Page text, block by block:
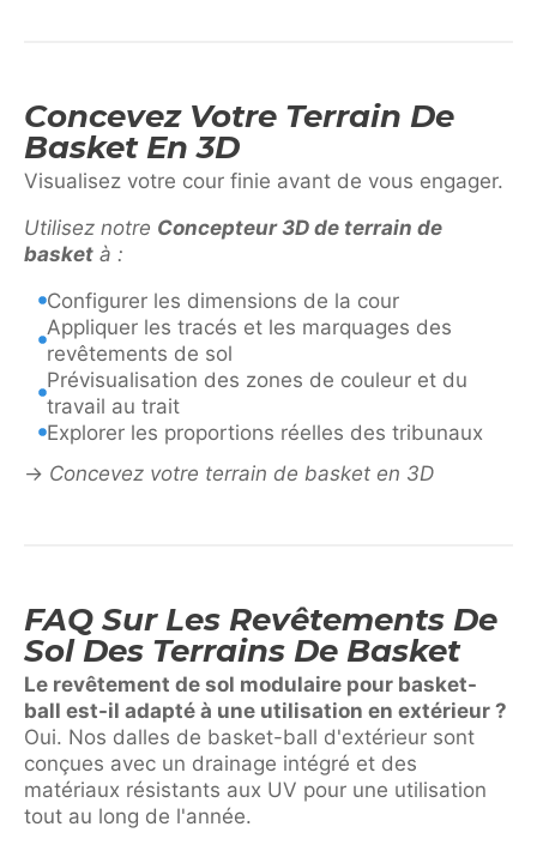
Concevez Votre Terrain De
Basket En 3D
Visualisez votre cour finie avant de vous engager.
Utilisez notre Concepteur 3D de terrain de
basket à :
Configurer les dimensions de la cour
Appliquer les tracés et les marquages des
revêtements de sol
Prévisualisation des zones de couleur et du
travail au trait
Explorer les proportions réelles des tribunaux
→ Concevez votre terrain de basket en 3D
FAQ Sur Les Revêtements De
Sol Des Terrains De Basket
Le revêtement de sol modulaire pour basket-
ball est-il adapté à une utilisation en extérieur ?
Oui. Nos dalles de basket-ball d'extérieur sont
conçues avec un drainage intégré et des
matériaux résistants aux UV pour une utilisation
tout au long de l'année.